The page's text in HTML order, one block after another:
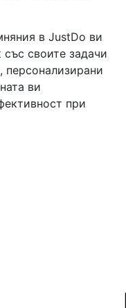
в JustDo ви
своите задачи
персонализирани
ви
при